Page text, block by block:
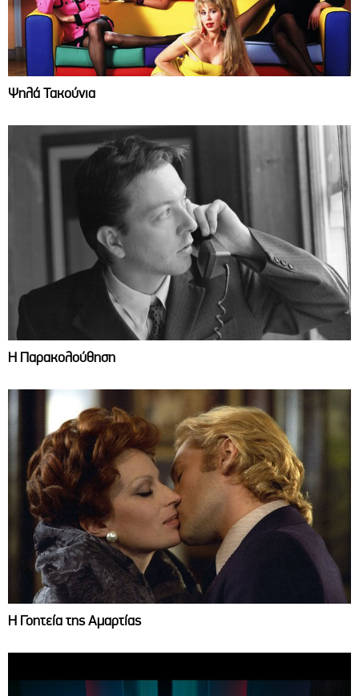
Ψηλά Τακούνια
Η Παρακολούθηση
Η Γοητεία της Αμαρτίας